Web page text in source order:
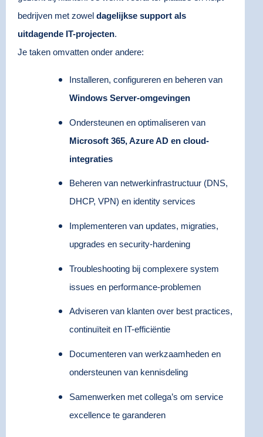
bedrijven met zowel dagelijkse support als
uitdagende IT-projecten.
Je taken omvatten onder andere:
Installeren, configureren en beheren van
Windows Server-omgevingen
Ondersteunen en optimaliseren van
Microsoft 365, Azure AD en cloud-
integraties
Beheren van netwerkinfrastructuur (DNS,
DHCP, VPN) en identity services
Implementeren van updates, migraties,
upgrades en security-hardening
Troubleshooting bij complexere system
issues en performance-problemen
Adviseren van klanten over best practices,
continuïteit en IT-efficiëntie
Documenteren van werkzaamheden en
ondersteunen van kennisdeling
Samenwerken met collega’s om service
excellence te garanderen